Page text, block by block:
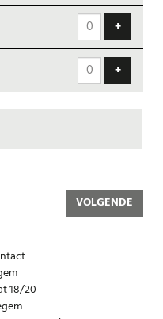
+VOEG
+VOEG
VOLGENDE
18/20